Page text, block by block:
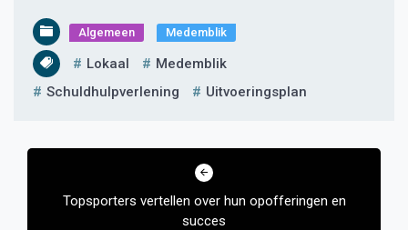
Algemeen Medemblik
Lokaal
Medemblik
Schuldhulpverlening
Uitvoeringsplan
Bericht
Topsporters vertellen over hun opofferingen en
succes